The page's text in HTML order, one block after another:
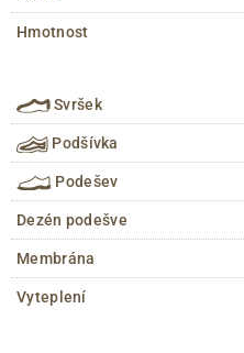
Hmotnost
Svršek
Podšívka
Podešev
Dezén podešve
Membrána
Vyteplení